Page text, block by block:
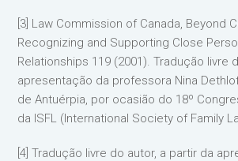
[3] Law Commission of Canada, Beyond
Recognizing and Supporting Close
Relationships 119 (2001). Tradução livre
apresentação da professora Nina
de Antuérpia, por ocasião do 18º
da ISFL (International Society of Family
[4] Tradução livre do autor, a partir da